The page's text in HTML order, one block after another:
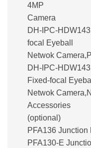
4MP
Camera
DH-IPC-
focal Eyeball
Netwok
DH-IPC-
Fixed-focal Eyeball
Netwok
Accessories
(optional)
PFA136 Junction
PFA130-E